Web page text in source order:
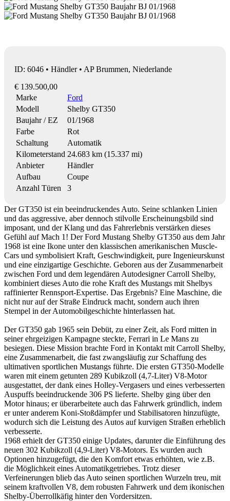
ID: 6046 • Händler • AP Brummen, Niederlande
€ 139.500,00
Marke
Ford
Modell
Shelby GT350
Baujahr / EZ
01/1968
Farbe
Rot
Schaltung
Automatik
Kilometerstand 24.683 km (15.337 mi)
Anbieter
Händler
Aufbau
Coupe
Anzahl Türen
3
Der GT350 ist ein beeindruckendes Auto. Seine schlanken Linien
und das aggressive, aber dennoch stilvolle Erscheinungsbild sind
imposant, und der Klang und das Fahrerlebnis verstärken dieses
Gefühl auf Mach 1! Der Ford Mustang Shelby GT350 aus dem Jahr
1968 ist eine Ikone unter den klassischen amerikanischen Muscle-
Cars und symbolisiert Kraft, Geschwindigkeit, pure Ingenieurskunst
und eine einzigartige Geschichte. Geboren aus der Zusammenarbeit
zwischen Ford und dem legendären Autodesigner Carroll Shelby,
kombiniert dieses Auto die rohe Kraft des Mustangs mit Shelbys
raffinierter Rennsport-Expertise. Das Ergebnis? Eine Maschine, die
nicht nur auf der Straße Eindruck macht, sondern auch ihren
Stempel in der Automobilgeschichte hinterlassen hat.
Der GT350 gab 1965 sein Debüt, zu einer Zeit, als Ford mitten in
seiner ehrgeizigen Kampagne steckte, Ferrari in Le Mans zu
besiegen. Diese Mission brachte Ford in Kontakt mit Carroll Shelby,
eine Zusammenarbeit, die fast zwangsläufig zur Schaffung des
ultimativen sportlichen Mustangs führte. Die ersten GT350-Modelle
waren mit einem getunten 289 Kubikzoll (4,7-Liter) V8-Motor
ausgestattet, der dank eines Holley-Vergasers und eines verbesserten
Auspuffs beeindruckende 306 PS lieferte. Shelby ging über den
Motor hinaus; er überarbeitete auch das Fahrwerk gründlich, indem
er unter anderem Koni-Stoßdämpfer und Stabilisatoren hinzufügte,
wodurch sich die Leistung des Autos auf kurvigen Straßen erheblich
verbesserte.
1968 erhielt der GT350 einige Updates, darunter die Einführung des
neuen 302 Kubikzoll (4,9-Liter) V8-Motors. Es wurden auch
Optionen hinzugefügt, die den Komfort etwas erhöhten, wie z.B.
die Möglichkeit eines Automatikgetriebes. Trotz dieser
Verfeinerungen blieb das Auto seinen sportlichen Wurzeln treu, mit
seinem kraftvollen V8, dem robusten Fahrwerk und dem ikonischen
Shelby-Überrollkäfig hinter den Vordersitzen.